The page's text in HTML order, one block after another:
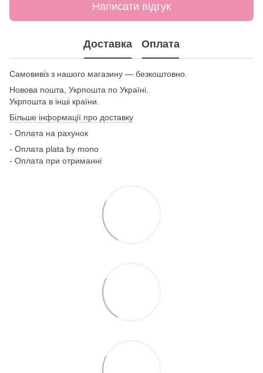
Написати відгук
Доставка Оплата
Самовивіз з нашого магазину — безкоштовно.
Новова пошта, Укрпошта по Україні.
Укрпошта в інші країни.
Більше інформації про доставку
- Оплата на рахунок
- Оплата plata by mono
- Оплата при отриманні